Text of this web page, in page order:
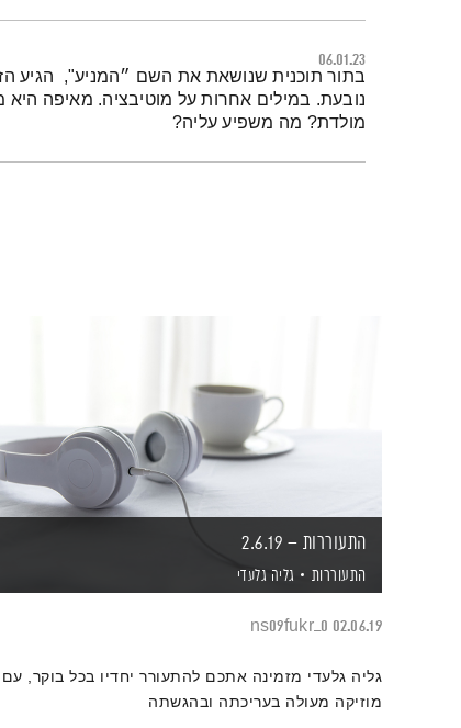
06.01.23
תמצית הפודקאסט
בתור תוכנית שנושאת את השם ״המניע", הגיע
נובעת. במילים אחרות על מוטיבציה. מאיפה היא
מולדת? מה משפיע עליה?
התעוררות – 2.6.19
התעוררות גליה גלעדי
02.06.19
0_ns09fukr
גליה גלעדי מזמינה אתכם להתעורר יחדיו בכל בוקר, עם
מוזיקה מעולה בעריכתה ובהגשתה